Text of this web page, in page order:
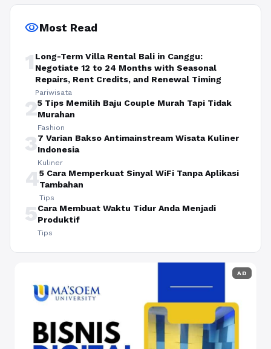
visibilityMost Read
1 Long-Term Villa Rental Bali in Canggu:
Negotiate 12 to 24 Months with Seasonal
Repairs, Rent Credits, and Renewal Timing
Pariwisata
25 Tips Memilih Baju Couple Murah Tapi Tidak
Murahan
Fashion
37 Varian Bakso Antimainstream Wisata Kuliner
Indonesia
Kuliner
45 Cara Memperkuat Sinyal WiFi Tanpa Aplikasi
Tambahan
Tips
5Cara Membuat Waktu Tidur Anda Menjadi
Produktif
Tips
AD